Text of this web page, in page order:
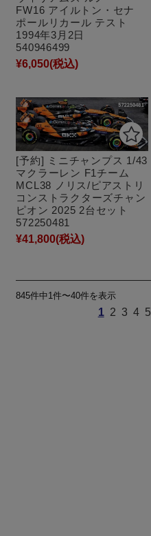
FW16 アイルトン・セナ
ポールリカール テスト
1994年3月2日
540946499
¥6,050(税込)
[予約] ミニチャンプス 1/43
マクラーレン F1チーム
MCL38 ノリス/ピアストリ
コンストラクターズチャン
ピオン 2025 2台セット
572250481
¥41,800(税込)
845件中1件〜40件を表示
1 2 3 4 5